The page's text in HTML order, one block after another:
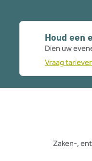
Houd een
Dien uw
Vraag
Zaken-,